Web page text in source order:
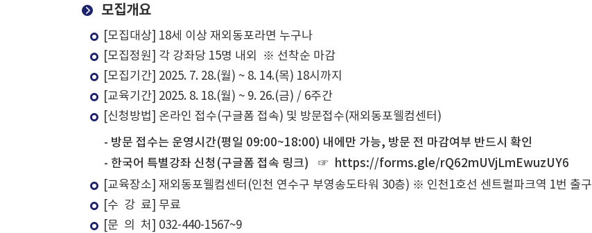
모집개요
[모집대상] 18세 이상 재외동포라면 누구나
[모집정원] 각 강좌당 15명 내외 ※ 선착순 마감
[모집기간] 2025. 7. 28.(월) ~ 8. 14.(목) 18시까지
[교육기간] 2025. 8. 18.(월) ~ 9. 26.(금) / 6주간
[신청방법] 온라인 접수(구글폼 접속) 및 방문접수(재외동포웰컴센터)
- 방문 접수는 운영시간(평일 09:00~18:00) 내에만 가능, 방문 전 마감여부 반드시 확인
- 한국어 특별강좌 신청(구글폼 접속 링크)
☞ https://forms.gle/rQ62mUVjLmEwuzUY6
[교육장소] 재외동포웰컴센터(인천 연수구 부영송도타워 30층) ※ 인천1호선 센트럴파크역 1번 출구
[수 강 료] 무료
[문 의 처] 032-440-1567~9